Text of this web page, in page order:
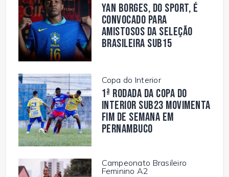
Yan Borges, do Sport, é
convocado para
amistosos da Seleção
Brasileira Sub15
Copa do Interior
1ª rodada da Copa do
Interior Sub23 movimenta
fim de semana em
Pernambuco
Campeonato Brasileiro
Feminino A2